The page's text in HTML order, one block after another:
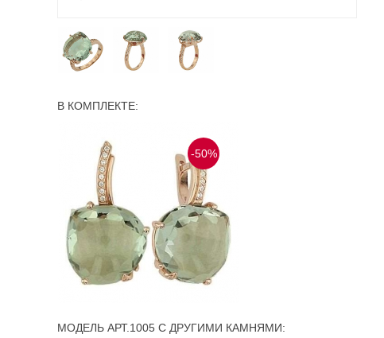
В КОМПЛЕКТЕ:
-50%
МОДЕЛЬ АРТ.1005 С ДРУГИМИ КАМНЯМИ: